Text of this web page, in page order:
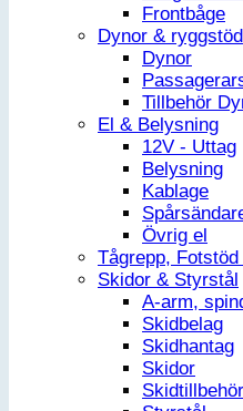
Frontbåge
Dynor & ryggstöd
Dynor
Tillbehör
El & Belysning
12V - Uttag
Belysning
Kablage
Övrig el
Tågrepp,
Skidor & Styrstål
A-arm,
Skidbelag
Skidhantag
Skidor
Skidtillbehör